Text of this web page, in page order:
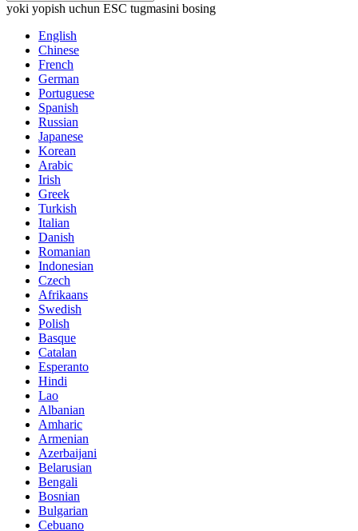
yoki yopish uchun ESC tugmasini bosing
English
Chinese
French
German
Portuguese
Spanish
Russian
Japanese
Korean
Arabic
Irish
Greek
Turkish
Italian
Danish
Romanian
Indonesian
Czech
Afrikaans
Swedish
Polish
Basque
Catalan
Esperanto
Hindi
Lao
Albanian
Amharic
Armenian
Azerbaijani
Belarusian
Bengali
Bosnian
Bulgarian
Cebuano